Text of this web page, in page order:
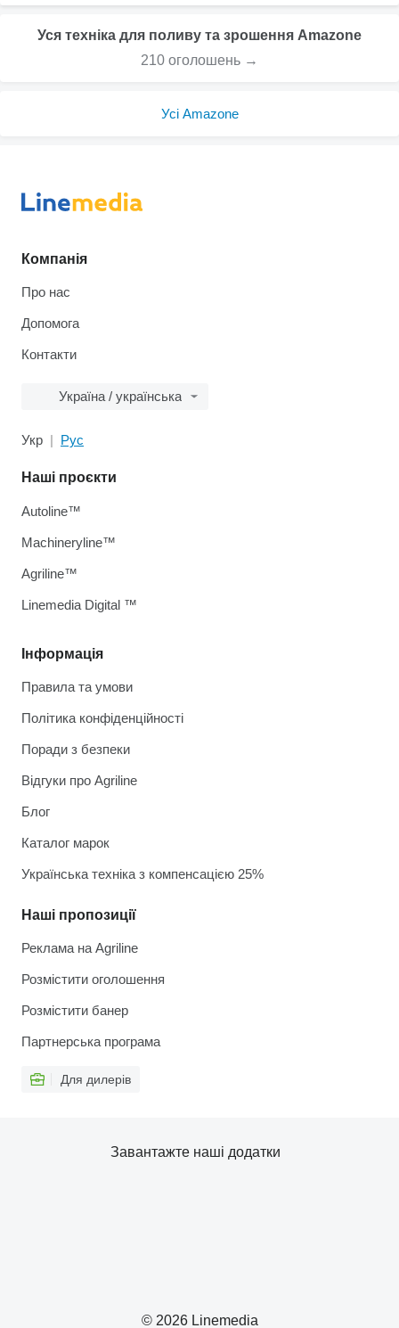
Уся техніка для поливу та зрошення Amazone
210 оголошень →
Усі Amazone
Компанія
Про нас
Допомога
Контакти
Україна / українська
Укр Рус
Інформація
Правила та умови
Політика конфіденційності
Поради з безпеки
Відгуки про Agriline
Блог
Каталог марок
Українська техніка з компенсацією 25%
Наші пропозиції
Реклама на Agriline
Розмістити оголошення
Розмістити банер
Партнерська програма
Для дилерів
Наші проєкти
Autoline™
Machineryline™
Agriline™
Linemedia Digital ™
© 2026 Linemedia
Завантажте наші додатки